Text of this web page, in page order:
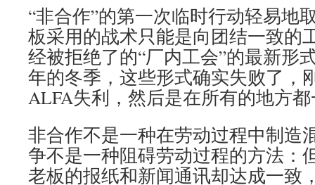
“非合作”的第一次临时行动轻易地
板采用的战术只能是向团结一致的
经被拒绝了的“厂内工会”的最新形
年的冬季，这些形式确实失败了，
ALFA失利，然后是在所有的地方
非合作不是一种在劳动过程中制造
争不是一种阻碍劳动过程的方法：
老板的报纸和新闻通讯却达成一致